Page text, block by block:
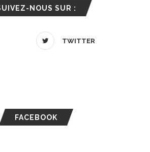
NOUS SUR :
TWITTER
FACEBOOK